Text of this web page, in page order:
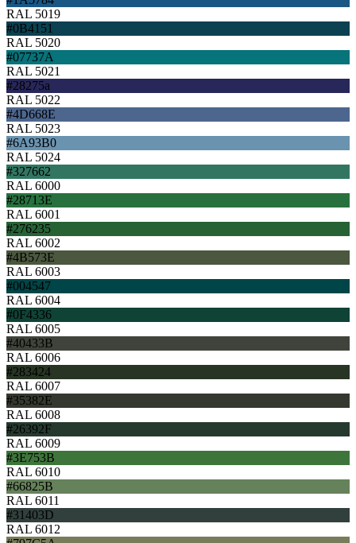
RAL 5019
#0B4151
RAL 5020
#07737A
RAL 5021
#28275a
RAL 5022
#4D668E
RAL 5023
#6A93B0
RAL 5024
#327662
RAL 6000
#28713E
RAL 6001
#276235
RAL 6002
#4B573E
RAL 6003
#004547
RAL 6004
#0F4336
RAL 6005
#40433B
RAL 6006
#283424
RAL 6007
#35382E
RAL 6008
#26392F
RAL 6009
#3E753B
RAL 6010
#66825B
RAL 6011
#31403D
RAL 6012